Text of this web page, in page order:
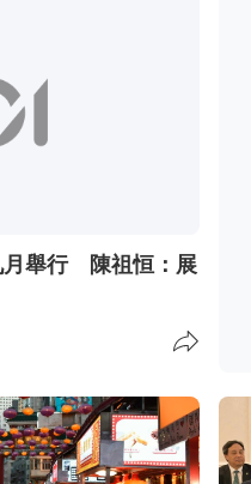
月舉行 陳祖恒：展